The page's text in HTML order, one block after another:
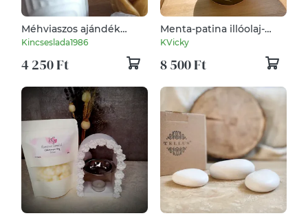
Méhviaszos ajándék
csomag
Kincseslada1986
4 250 Ft
Menta-patina illóolaj-
párologtató gömb
KVicky
8 500 Ft